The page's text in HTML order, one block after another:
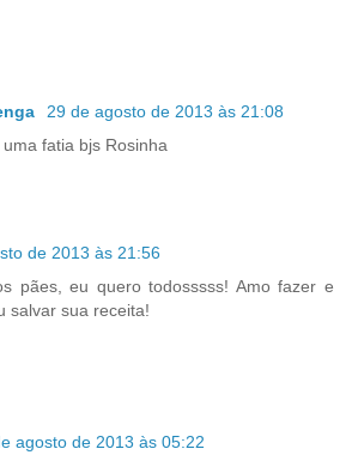
29 de agosto de 2013 às 21:08
fatia bjs Rosinha
de 2013 às 21:56
pães, eu quero todosssss! Amo fazer e
salvar sua receita!
agosto de 2013 às 05:22